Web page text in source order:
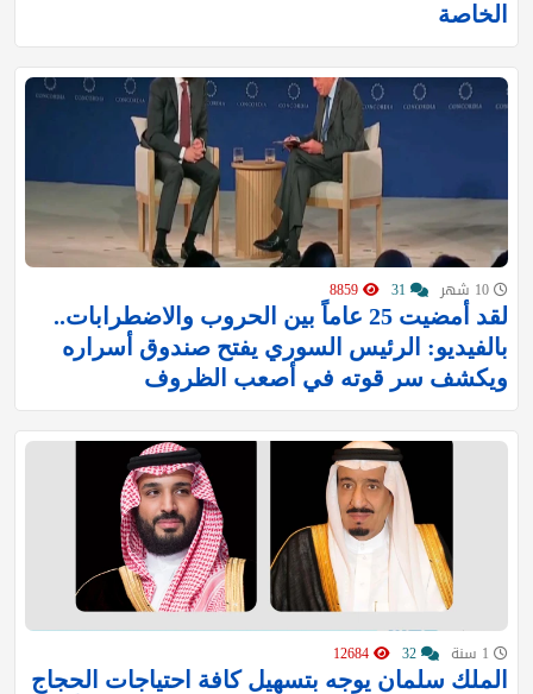
الخاصة
لقد أمضيت 25 عاماً بين الحروب والاضطرابات..
بالفيديو: الرئيس السوري يفتح صندوق أسراره
ويكشف سر قوته في أصعب الظروف
الملك سلمان يوجه بتسهيل كافة احتياجات الحجاج